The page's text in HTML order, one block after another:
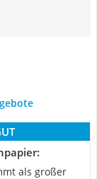
als großer